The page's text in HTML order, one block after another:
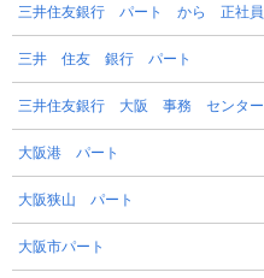
三井住友銀行 パート から 正社員
三井 住友 銀行 パート
三井住友銀行 大阪 事務 センター
大阪港 パート
大阪狭山 パート
大阪市パート